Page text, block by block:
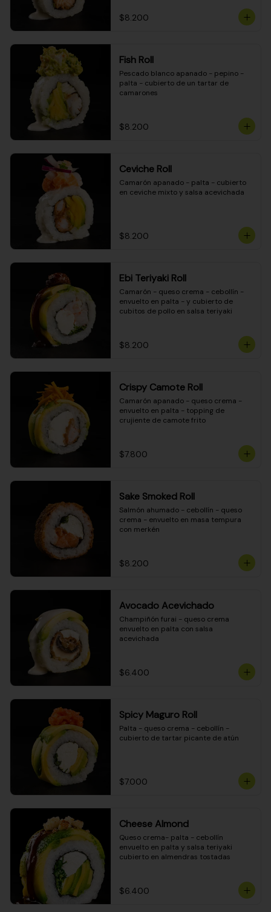
$8.200
Fish Roll
Pescado blanco apanado - pepino -
palta - cubierto de un tartar de
camarones
$8.200
Ceviche Roll
Camarón apanado - palta - cubierto
en ceviche mixto y salsa acevichada
$8.200
Ebi Teriyaki Roll
Camarón - queso crema - cebollín -
envuelto en palta - y cubierto de
cubitos de pollo en salsa teriyaki
$8.200
Crispy Camote Roll
Camarón apanado - queso crema -
envuelto en palta - topping de
crujiente de camote frito
$7.800
Sake Smoked Roll
Salmón ahumado - cebollín - queso
crema - envuelto en masa tempura
con merkén
$8.200
Avocado Acevichado
Champiñón furai - queso crema
envuelto en palta con salsa
acevichada
$6.400
Spicy Maguro Roll
Palta - queso crema - cebollín -
cubierto de tartar picante de atún
$7.000
Cheese Almond
Queso crema- palta - cebollín
envuelto en palta y salsa teriyaki
cubierto en almendras tostadas
$6.400